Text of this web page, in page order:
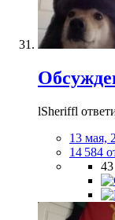
lSheriffl
13 мая,
14 584
43